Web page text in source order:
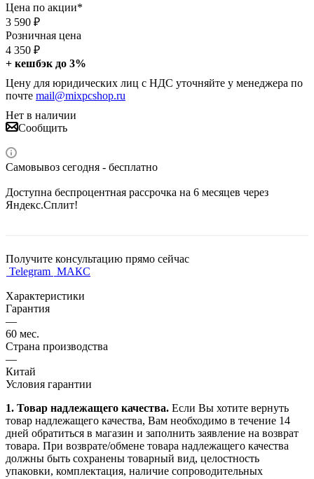
Цена по акции*
3 590 ₽
Розничная цена
4 350 ₽
+ кешбэк до 3%
Цену для юридических лиц с НДС уточняйте у менеджера по
почте mail@mixpcshop.ru
Нет в наличии
Сообщить
Самовывоз сегодня - бесплатно
Доступна беспроцентная рассрочка на 6 месяцев через
Яндекс.Сплит!
Получите консультацию прямо сейчас
Telegram МАКС
Характеристики
Гарантия
—
60 мес.
Страна производства
—
Китай
Условия гарантии
1. Товар надлежащего качества. Если Вы хотите вернуть
товар надлежащего качества, Вам необходимо в течение 14
дней обратиться в магазин и заполнить заявление на возврат
товара. При возврате/обмене товара надлежащего качества
должны быть сохранены товарный вид, целостность
упаковки, комплектация, наличие сопроводительных